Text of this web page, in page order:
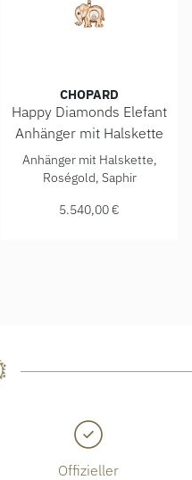
Anhänger mit Halskette,
CHOPARD
Happy Diamonds Elefant
Anhänger mit Halskette
Chopard Happy Diamonds
Anhänger mit Halskette,
Roségold, Saphir
5.540,00 €
Offizieller